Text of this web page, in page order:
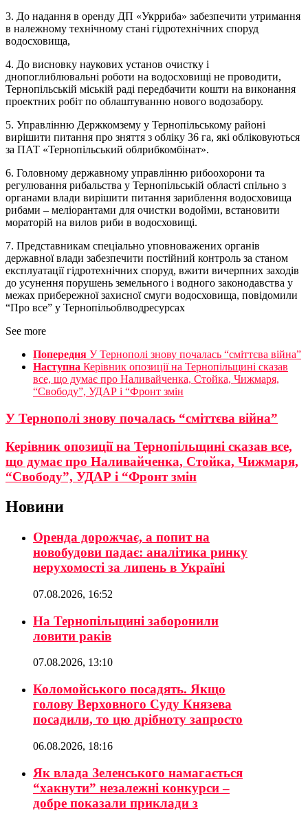
3. До надання в оренду ДП «Укрриба» забезпечити утримання
в належному технічному стані гідротехнічних споруд
водосховища,
4. До висновку наукових установ очистку і
днопоглиблювальні роботи на водосховищі не проводити,
Тернопільській міській раді передбачити кошти на виконання
проектних робіт по облаштуванню нового водозабору.
5. Управлінню Держкомзему у Тернопільському районі
вирішити питання про зняття з обліку 36 га, які обліковуються
за ПАТ «Тернопільський облрибкомбінат».
6. Головному державному управлінню рибоохорони та
регулювання рибальства у Тернопільській області спільно з
органами влади вирішити питання зариблення водосховища
рибами – меліорантами для очистки водойми, встановити
мораторій на вилов риби в водосховищі.
7. Представникам спеціально уповноважених органів
державної влади забезпечити постійний контроль за станом
експлуатації гідротехнічних споруд, вжити вичерпних заходів
до усунення порушень земельного і водного законодавства у
межах прибережної захисної смуги водосховища, повідомили
“Про все” у Тернопільоблводресурсах
See more
Попередня У Тернополі знову почалась “сміттєва війна”
Наступна Керівник опозиції на Тернопільщині сказав
все, що думає про Наливайченка, Стойка, Чижмаря,
“Свободу”, УДАР і “Фронт змін
У Тернополі знову почалась “сміттєва війна”
Керівник опозиції на Тернопільщині сказав все,
що думає про Наливайченка, Стойка, Чижмаря,
“Свободу”, УДАР і “Фронт змін
Новини
Оренда дорожчає, а попит на
новобудови падає: аналітика ринку
нерухомості за липень в Україні
07.08.2026, 16:52
На Тернопільщині заборонили
ловити раків
07.08.2026, 13:10
Коломойського посадять. Якщо
голову Верховного Суду Князева
посадили, то цю дрібноту запросто
06.08.2026, 18:16
Як влада Зеленського намагається
“хакнути” незалежні конкурси –
добре показали приклади з